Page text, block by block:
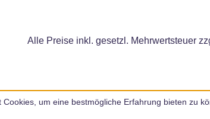
Alle Preise inkl. gesetzl. Mehrwertsteuer
um eine bestmögliche Erfahrung bieten zu